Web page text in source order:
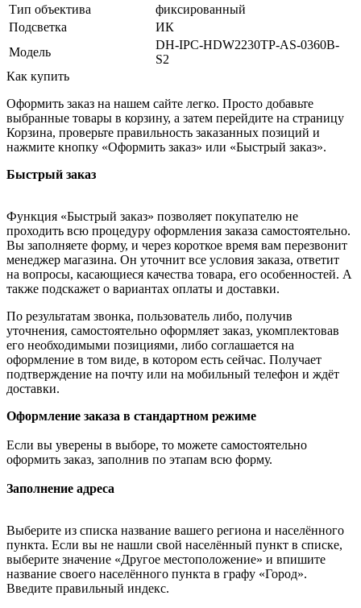
Тип объектива
фиксированный
Подсветка
ИК
Модель
DH-IPC-HDW2230TP-AS-0360B-
S2
Как купить
Оформить заказ на нашем сайте легко. Просто добавьте
выбранные товары в корзину, а затем перейдите на страницу
Корзина, проверьте правильность заказанных позиций и
нажмите кнопку «Оформить заказ» или «Быстрый заказ».
Быстрый заказ
Функция «Быстрый заказ» позволяет покупателю не
проходить всю процедуру оформления заказа самостоятельно.
Вы заполняете форму, и через короткое время вам перезвонит
менеджер магазина. Он уточнит все условия заказа, ответит
на вопросы, касающиеся качества товара, его особенностей. А
также подскажет о вариантах оплаты и доставки.
По результатам звонка, пользователь либо, получив
уточнения, самостоятельно оформляет заказ, укомплектовав
его необходимыми позициями, либо соглашается на
оформление в том виде, в котором есть сейчас. Получает
подтверждение на почту или на мобильный телефон и ждёт
доставки.
Оформление заказа в стандартном режиме
Если вы уверены в выборе, то можете самостоятельно
оформить заказ, заполнив по этапам всю форму.
Заполнение адреса
Выберите из списка название вашего региона и населённого
пункта. Если вы не нашли свой населённый пункт в списке,
выберите значение «Другое местоположение» и впишите
название своего населённого пункта в графу «Город».
Введите правильный индекс.